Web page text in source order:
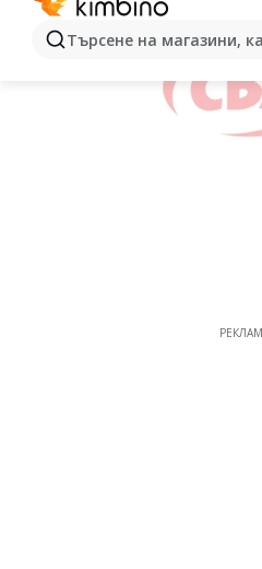
Търсене на магазини,